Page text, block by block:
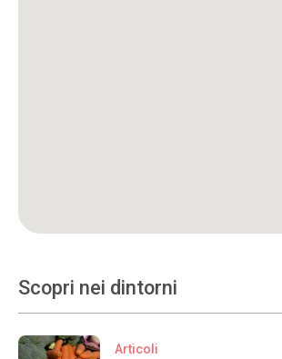
Scopri nei dintorni
Articoli